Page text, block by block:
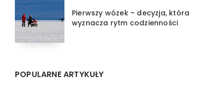
Pierwszy wózek – decyzja, która
wyznacza rytm codzienności
POPULARNE ARTYKUŁY